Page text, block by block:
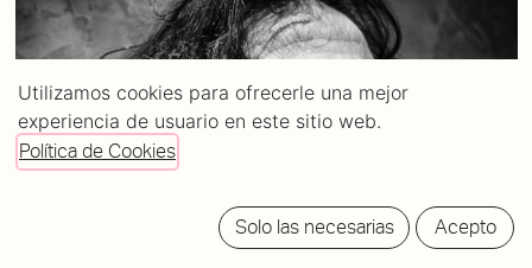
Utilizamos cookies para ofrecerle una mejor
experiencia de usuario en este sitio web.
Política de Cookies
Solo las necesarias Acepto